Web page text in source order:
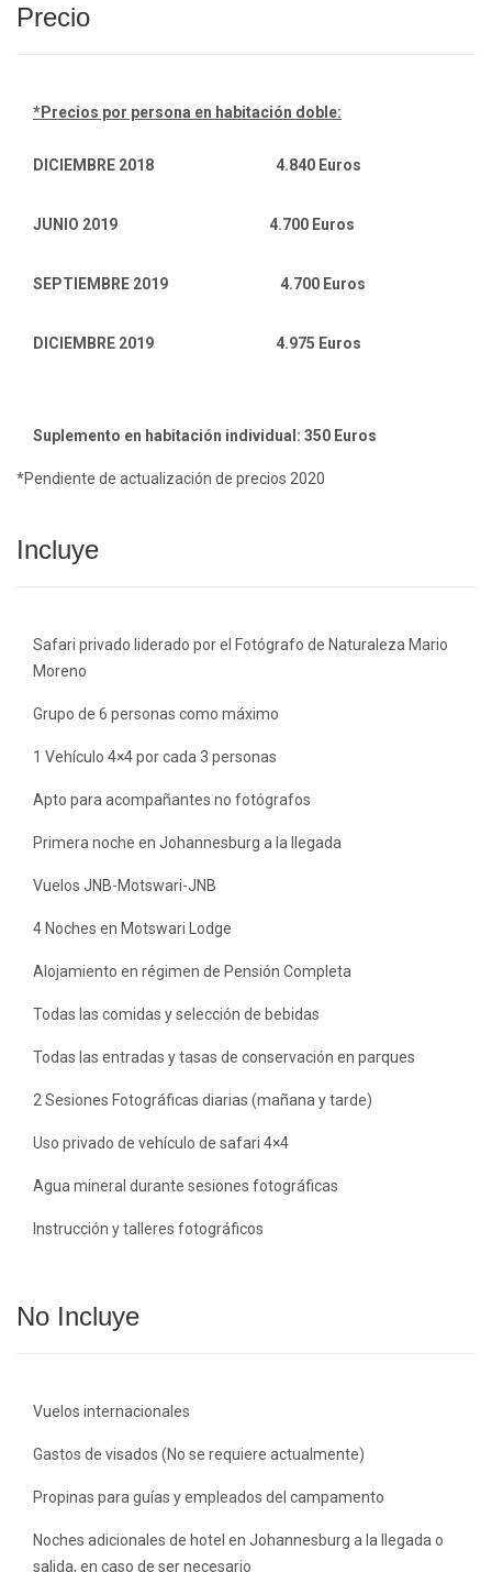
Precio
*Precios por persona en habitación doble:
DICIEMBRE 2018 4.840 Euros
JUNIO 2019 4.700 Euros
SEPTIEMBRE 2019 4.700 Euros
DICIEMBRE 2019 4.975 Euros
Suplemento en habitación individual: 350 Euros
*Pendiente de actualización de precios 2020
Incluye
Safari privado liderado por el Fotógrafo de Naturaleza Mario
Moreno
Grupo de 6 personas como máximo
1 Vehículo 4×4 por cada 3 personas
Apto para acompañantes no fotógrafos
Primera noche en Johannesburg a la llegada
Vuelos JNB-Motswari-JNB
4 Noches en Motswari Lodge
Alojamiento en régimen de Pensión Completa
Todas las comidas y selección de bebidas
Todas las entradas y tasas de conservación en parques
2 Sesiones Fotográficas diarias (mañana y tarde)
Uso privado de vehículo de safari 4×4
Agua mineral durante sesiones fotográficas
Instrucción y talleres fotográficos
No Incluye
Vuelos internacionales
Gastos de visados (No se requiere actualmente)
Propinas para guías y empleados del campamento
Noches adicionales de hotel en Johannesburg a la llegada o
salida, en caso de ser necesario